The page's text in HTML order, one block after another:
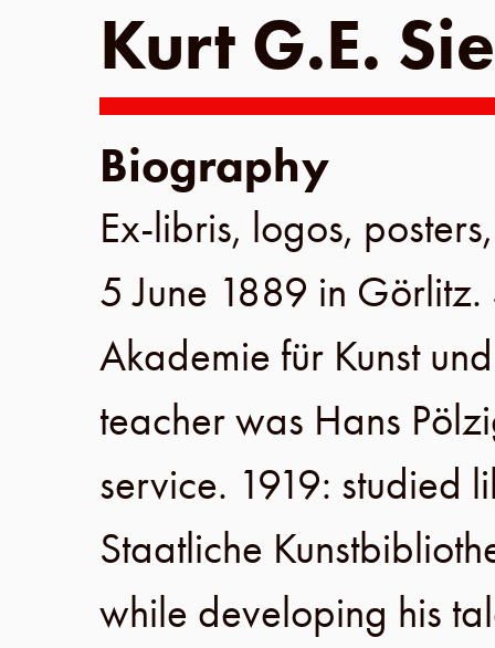
Kurt G.E.
Biography
Ex-libris, logos,
5 June 1889 in Görlitz.
Akademie für Kunst
teacher was Hans
service. 1919: studied
Staatliche
while developing his